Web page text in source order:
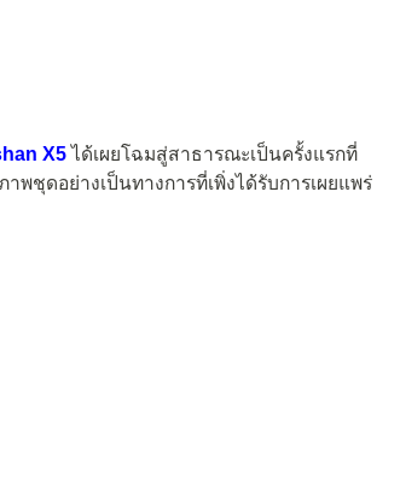
X5ได้เผยโฉมสู่สาธารณะเป็นครั้งแรกที่
ชุดอย่างเป็นทางการที่เพิ่งได้รับการเผยแพร่